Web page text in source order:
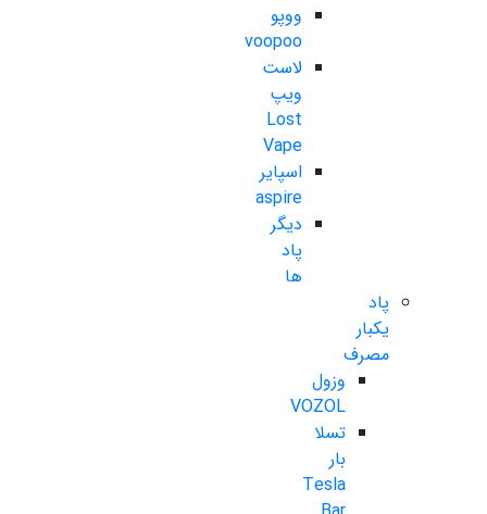
ووپو
voopoo
لاست
ویپ
Lost
Vape
اسپایر
aspire
دیگر
پاد
ها
پاد
یکبار
مصرف
وزول
VOZOL
تسلا
بار
Tesla